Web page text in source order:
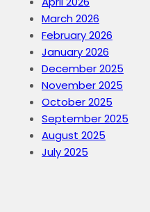
March 2026
February 2026
January 2026
December 2025
November 2025
October 2025
September 2025
August 2025
July 2025